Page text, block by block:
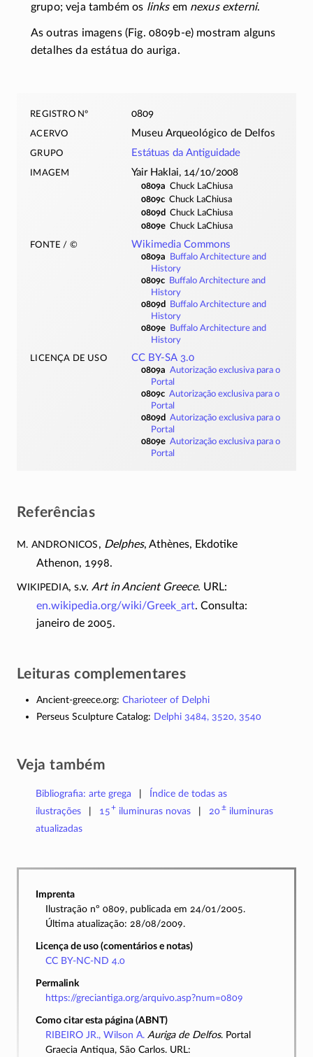
grupo; veja também os linksem nexus externi.
As outras imagens (Fig. 0809b-e) mostram alguns
detalhes da estátua do auriga.
registro nº 0809
acervo Museu Arqueológico de Delfos
grupo Estátuas da Antiguidade
imagem Yair Haklai, 14/10/2008
0809a Chuck LaChiusa
0809cChuck LaChiusa
0809d Chuck LaChiusa
0809eChuck LaChiusa
fonte / © Wikimedia Commons
0809a Buffalo Architecture and
History
0809c Buffalo Architecture and
History
0809d Buffalo Architecture and
History
0809e Buffalo Architecture and
History
licença de uso CC BY-SA 3.0
0809a Autorização exclusiva para o
Portal
0809c Autorização exclusiva para o
Portal
0809d Autorização exclusiva para o
Portal
0809e Autorização exclusiva para o
Portal
Referências
M. Andronicos, Delphes, Athènes, Ekdotike
Athenon, 1998.
Wikipedia, s.v. Art in Ancient Greece. URL:
en.wikipedia.org/wiki/Greek_art. Consulta:
janeiro de 2005.
Leituras complementares
Ancient-greece.org: Charioteer of Delphi
Perseus Sculpture Catalog: Delphi 3484, 3520, 3540
Veja também
Bibliografia: arte grega
Índice de todas as
ilustrações
15+ iluminuras novas 20±iluminuras
atualizadas
Imprenta
Ilustração nº 0809, publicada em 24/01/2005.
Última atualização: 28/08/2009.
Licença de uso (comentários e notas)
CC BY-NC-ND 4.0
Permalink
https://greciantiga.org/arquivo.asp?num=0809
Como citar esta página (ABNT)
RIBEIRO JR., Wilson A. Auriga de Delfos. Portal
Graecia Antiqua, São Carlos. URL: